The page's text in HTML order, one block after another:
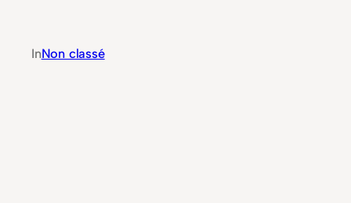
InNon classé